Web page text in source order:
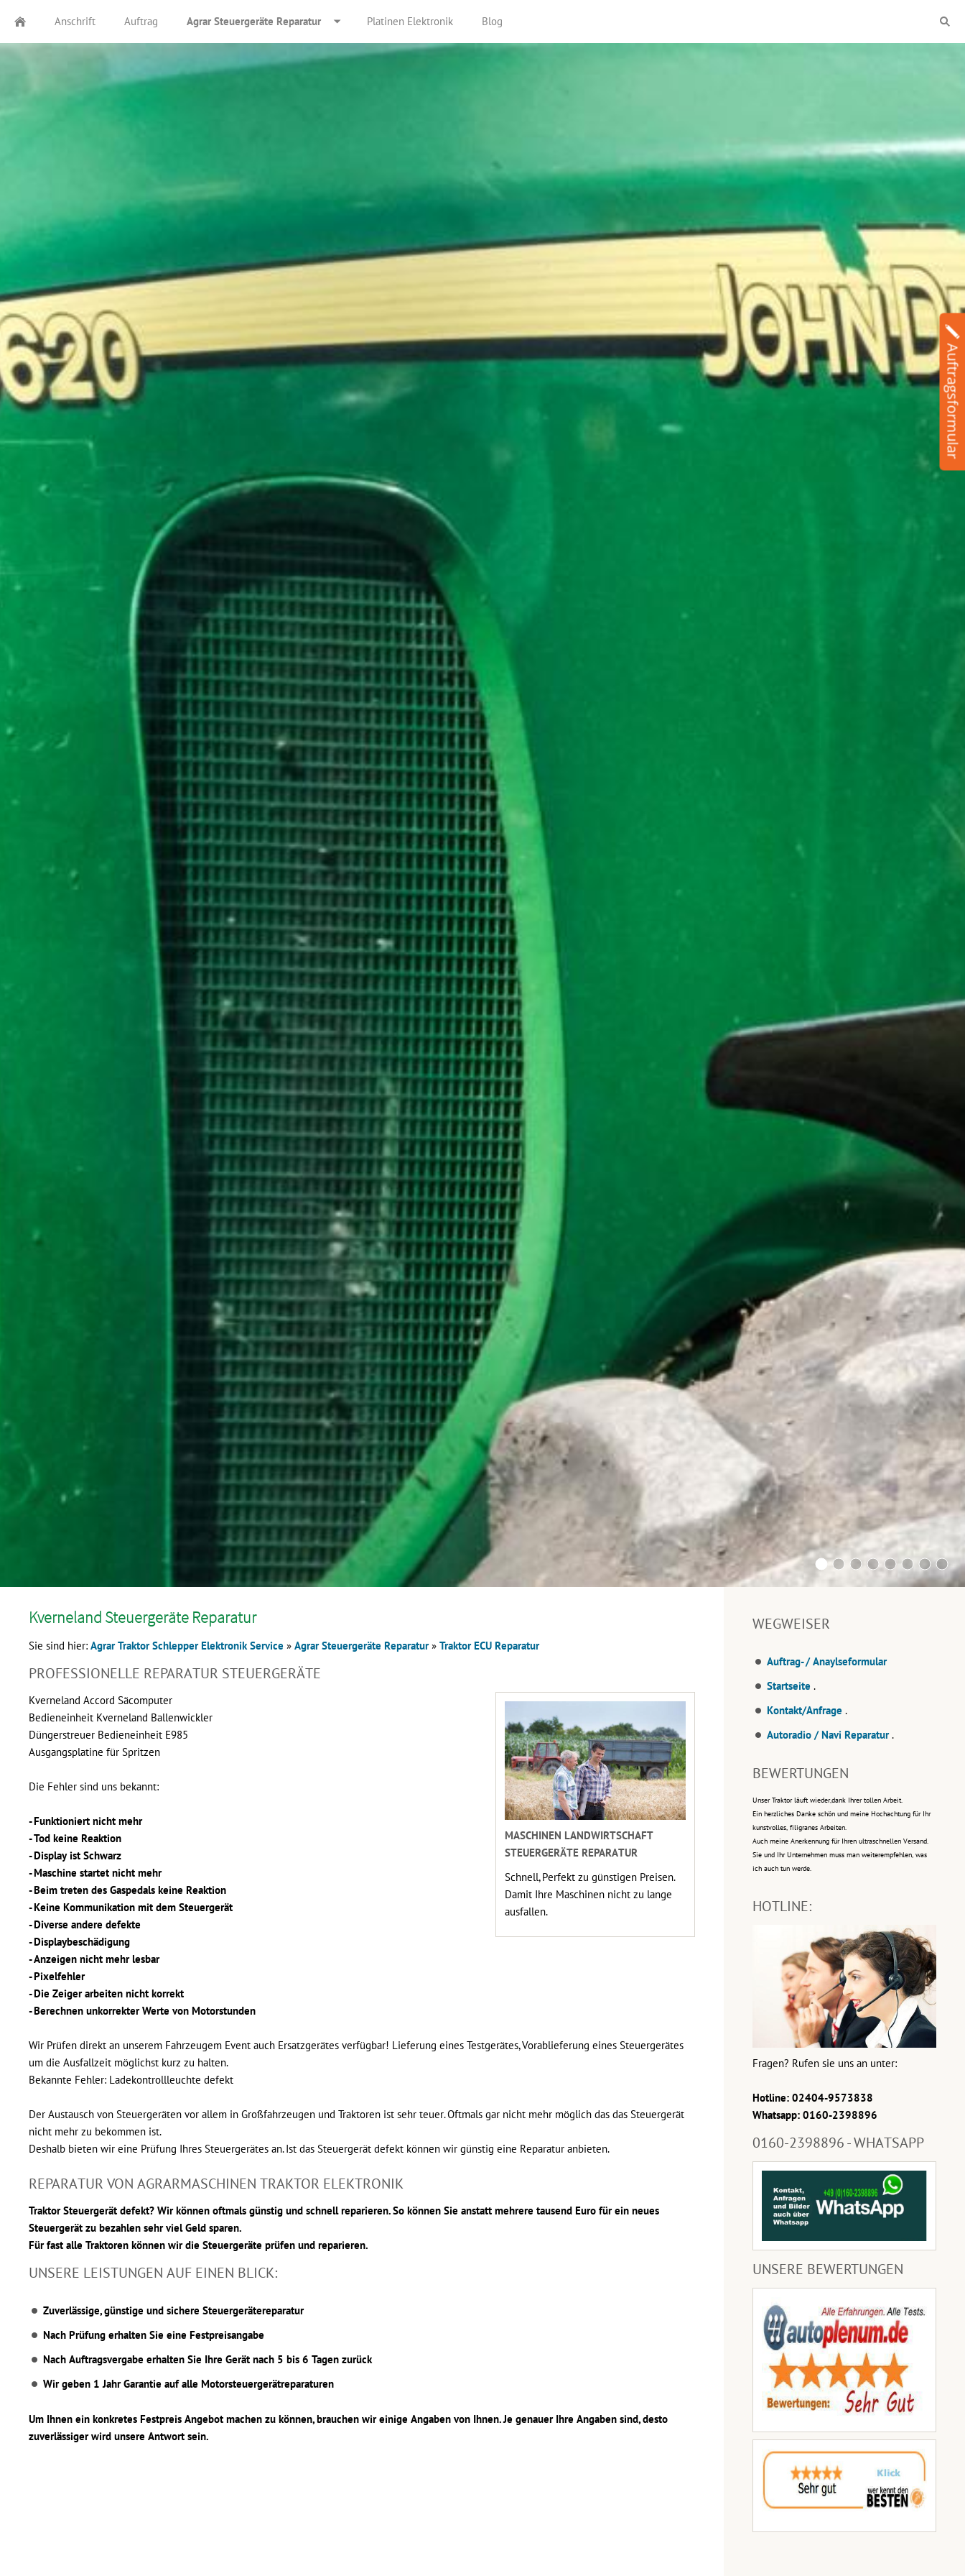
Anschrift Auftrag Agrar Steuergeräte Reparatur Platinen Elektronik Blog
Kverneland Steuergeräte Reparatur
Sie sind hier: Agrar Traktor Schlepper Elektronik Service » Agrar Steuergeräte Reparatur» Traktor ECU Reparatur
PROFESSIONELLE REPARATUR STEUERGERÄTE
MASCHINEN LANDWIRTSCHAFT
STEUERGERÄTE REPARATUR
Schnell, Perfekt zu günstigen Preisen.
Damit Ihre Maschinen nicht zu lange
ausfallen.
Kverneland Accord Säcomputer
Bedieneinheit Kverneland Ballenwickler
Düngerstreuer Bedieneinheit E985
Ausgangsplatine für Spritzen
Die Fehler sind uns bekannt:
- Funktioniert nicht mehr
- Tod keine Reaktion
- Display ist Schwarz
- Maschine startet nicht mehr
- Beim treten des Gaspedals keine Reaktion
- Keine Kommunikation mit dem Steuergerät
- Diverse andere defekte
- Displaybeschädigung
- Anzeigen nicht mehr lesbar
- Pixelfehler
- Die Zeiger arbeiten nicht korrekt
- Berechnen unkorrekter Werte von Motorstunden
Wir Prüfen direkt an unserem Fahrzeugem Event auch Ersatzgerätes verfügbar! Lieferung eines Testgerätes, Vorablieferung eines Steuergerätes
um die Ausfallzeit möglichst kurz zu halten.
Bekannte Fehler: Ladekontrollleuchte defekt
Der Austausch von Steuergeräten vor allem in Großfahrzeugen und Traktoren ist sehr teuer. Oftmals gar nicht mehr möglich das das Steuergerät
nicht mehr zu bekommen ist.
Deshalb bieten wir eine Prüfung Ihres Steuergerätes an. Ist das Steuergerät defekt können wir günstig eine Reparatur anbieten.
REPARATUR VON AGRARMASCHINEN TRAKTOR ELEKTRONIK
Traktor Steuergerät defekt? Wir können oftmals günstig und schnell reparieren. So können Sie anstatt mehrere tausend Euro für ein neues
Steuergerät zu bezahlen sehr viel Geld sparen.
Für fast alle Traktoren können wir die Steuergeräte prüfen und reparieren.
UNSERE LEISTUNGEN AUF EINEN BLICK:
Zuverlässige, günstige und sichere Steuergerätereparatur
Nach Prüfung erhalten Sie eine Festpreisangabe
Nach Auftragsvergabe erhalten Sie Ihre Gerät nach 5 bis 6 Tagen zurück
Wir geben 1 Jahr Garantie auf alle Motorsteuergerätreparaturen
Um Ihnen ein konkretes Festpreis Angebot machen zu können, brauchen wir einige Angaben von Ihnen. Je genauer Ihre Angaben sind, desto
zuverlässiger wird unsere Antwort sein.
WEGWEISER
Auftrag- / Anaylseformular
Startseite .
Kontakt/Anfrage .
Autoradio / Navi Reparatur.
BEWERTUNGEN
Unser Traktor läuft wieder,dank Ihrer tollen Arbeit.
Ein herzliches Danke schön und meine Hochachtung für Ihr
kunstvolles, filigranes Arbeiten.
Auch meine Anerkennung für Ihren ultraschnellen Versand.
Sie und Ihr Unternehmen muss man weiterempfehlen, was
ich auch tun werde.
HOTLINE:
Fragen? Rufen sie uns an unter:
Hotline: 02404-9573838
Whatsapp: 0160-2398896
0160-2398896 - WHATSAPP
UNSERE BEWERTUNGEN
Auftragsformular